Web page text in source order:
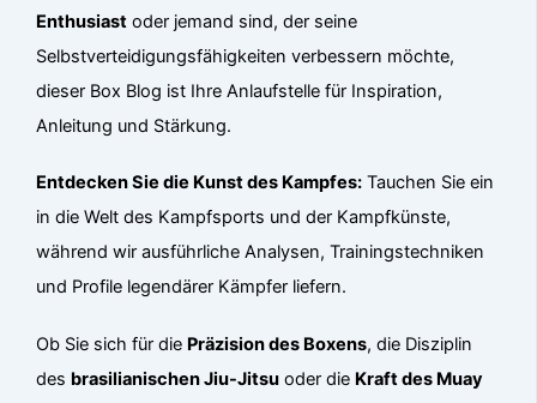
Enthusiast oder jemand sind, der seine
Selbstverteidigungsfähigkeiten verbessern möchte,
dieser Box Blog ist Ihre Anlaufstelle für Inspiration,
Anleitung und Stärkung.
Entdecken Sie die Kunst des Kampfes: Tauchen Sie ein
in die Welt des Kampfsports und der Kampfkünste,
während wir ausführliche Analysen, Trainingstechniken
und Profile legendärer Kämpfer liefern.
Ob Sie sich für die Präzision des Boxens, die Disziplin
des brasilianischen Jiu-Jitsu oder die Kraft des Muay